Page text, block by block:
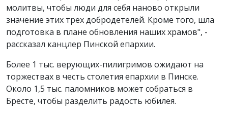
молитвы, чтобы люди для себя наново открыли
значение этих трех добродетелей. Кроме того, шла
подготовка в плане обновления наших храмов", -
рассказал канцлер Пинской епархии.
Более 1 тыс. верующих-пилигримов ожидают на
торжествах в честь столетия епархии в Пинске.
Около 1,5 тыс. паломников может собраться в
Бресте, чтобы разделить радость юбилея.